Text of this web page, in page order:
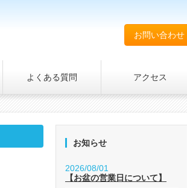
お問い合わせ
よくある質問 アクセス
お知らせ
2026/08/01
【お盆の営業日について】